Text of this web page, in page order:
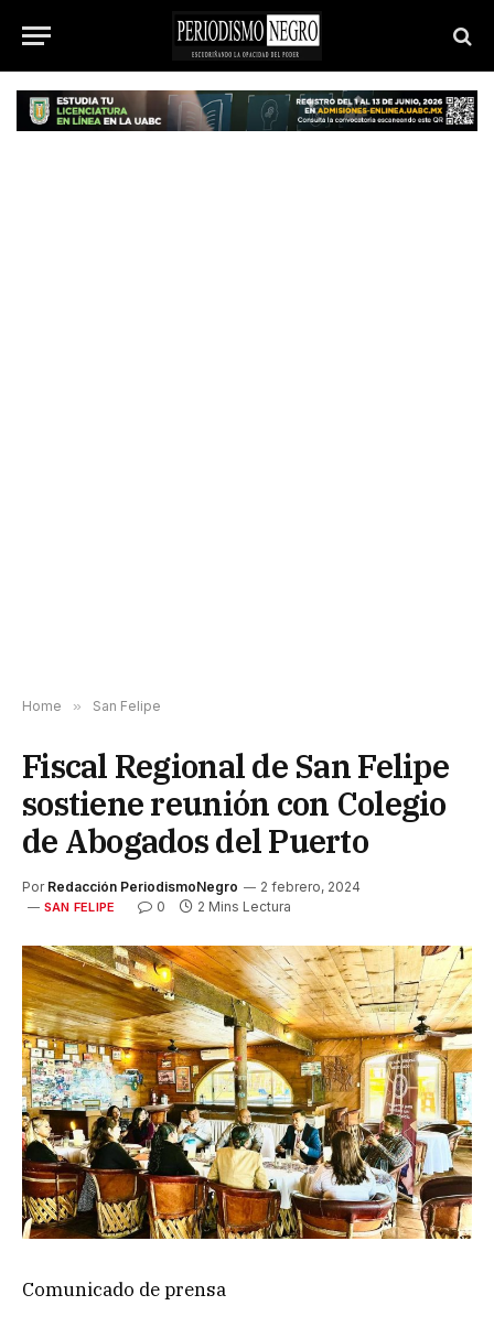
Home » San Felipe
Fiscal Regional de San Felipe
sostiene reunión con Colegio
de Abogados del Puerto
Por Redacción PeriodismoNegro 2 febrero, 2024
SAN FELIPE 0 2 Mins Lectura
Comunicado de prensa